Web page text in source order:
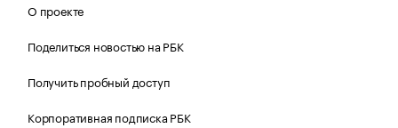
О проекте
Поделиться новостью на РБК
Получить пробный доступ
Корпоративная подписка РБК